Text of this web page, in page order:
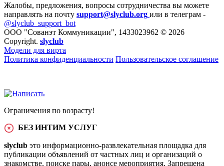
Жалобы, предложения, вопросы сотрудничества вы можете
направлять на почту support@slyclub.org или в телеграм -
@slyclub_support_bot
ООО "Сованэт Коммуникации", 1433023962 © 2026
Copyright. slyclub
Модели для вирта
Политика конфиденциальности Пользовательское соглашение
Ограничения по возрасту!
БЕЗ ИНТИМ УСЛУГ
slyclub это информационно-развлекательная площадка для
публикации объявлений от частных лиц и организаций о
знакомстве, поиске пары, анонсе мероприятия. Запрещена